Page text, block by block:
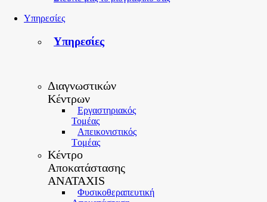
Υπηρεσίες
Υπηρεσίες
Διαγνωστικών
Κέντρων
Εργαστηριακός
Τομέας
Απεικονιστικός
Tομέας
Κέντρο
Αποκατάστασης
ANATAXIS
Φυσικοθεραπευτική